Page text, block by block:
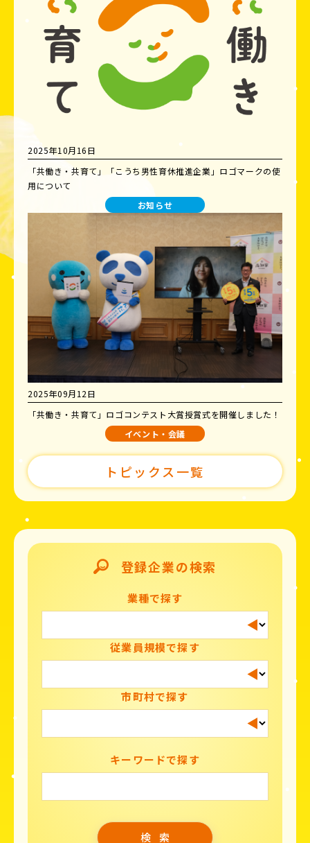
2025年10月16日
「共働き・共育て」「こうち男性育休推進企業」ロゴマークの使
用について
お知らせ
2025年09月12日
「共働き・共育て」ロゴコンテスト大賞授賞式を開催しました！
イベント・会議
トピックス一覧
登録企業の検索
業種で探す
従業員規模で探す
市町村で探す
キーワードで探す